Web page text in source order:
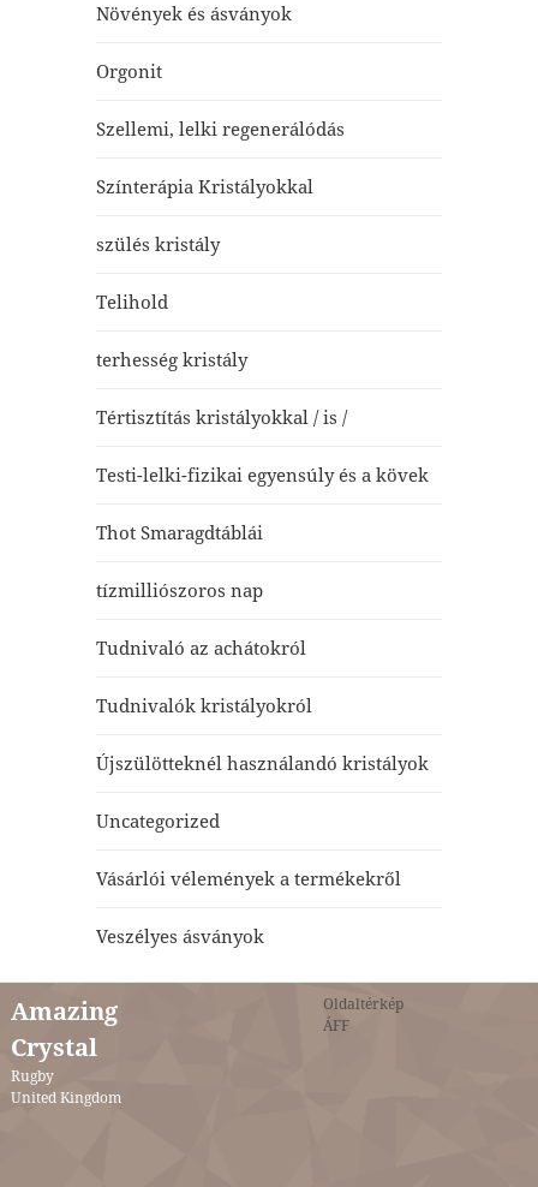
Növények és ásványok
Orgonit
Szellemi, lelki regenerálódás
Színterápia Kristályokkal
szülés kristály
Telihold
terhesség kristály
Tértisztítás kristályokkal / is /
Testi-lelki-fizikai egyensúly és a kövek
Thot Smaragdtáblái
tízmilliószoros nap
Tudnivaló az achátokról
Tudnivalók kristályokról
Újszülötteknél használandó kristályok
Uncategorized
Vásárlói vélemények a termékekről
Veszélyes ásványok
Amazing
Crystal
Rugby
United Kingdom
Oldaltérkép
ÁFF